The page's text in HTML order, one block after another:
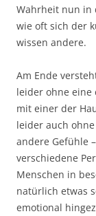
Wahrheit nun in
wie oft sich der
wissen andere.
Am Ende
leider ohne
mit einer der
leider auch
andere Gefühle
verschiedene
Menschen in
natürlich etwas
emotional